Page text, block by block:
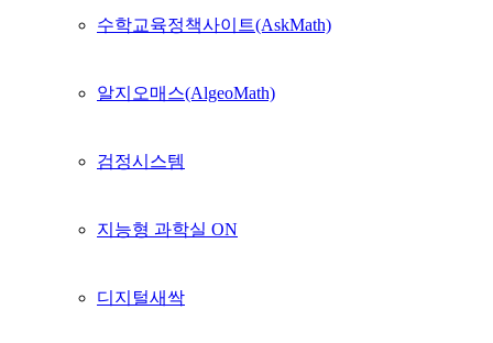
수학교육정책사이트(AskMath)
알지오매스(AlgeoMath)
검정시스템
지능형 과학실 ON
디지털새싹